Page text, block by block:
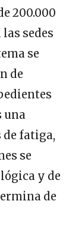
200.000
sedes
se
de
una
de fatiga,
se
y de
de